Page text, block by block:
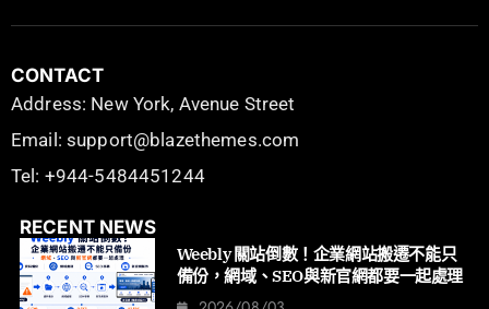
CONTACT
Address: New York, Avenue Street
Email: support@blazethemes.com
Tel: +944-5484451244
RECENT NEWS
Weebly 關站倒數！企業網站搬遷不能只
備份，網域、SEO與新官網都要一起處理